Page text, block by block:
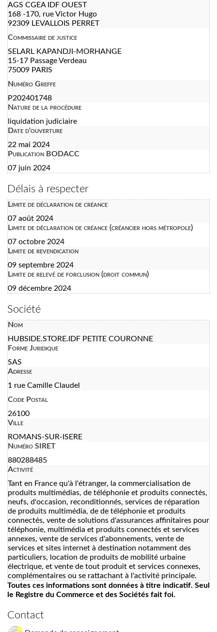
AGS CGEA IDF OUEST
168 -170, rue Victor Hugo
92309 LEVALLOIS PERRET
Commissaire de justice
SELARL KAPANDJI-MORHANGE
15-17 Passage Verdeau
75009 PARIS
Numéro Greffe
P202401748
Nature de la procédure
liquidation judiciaire
Date d'ouverture
22 mai 2024
Publication BODACC
07 juin 2024
Délais à respecter
Limite de déclaration de créance
07 août 2024
Limite de déclaration de créance (créancier hors métropole)
07 octobre 2024
Limite de revendication
09 septembre 2024
Limite de relevé de forclusion (droit commun)
09 décembre 2024
Société
Nom
HUBSIDE.STORE.IDF PETITE COURONNE
Forme Juridique
SAS
Adresse
1 rue Camille Claudel
Code Postal
26100
Ville
ROMANS-SUR-ISERE
Numéro SIRET
880288485
Activité
Tant en France qu'à l'étranger, la commercialisation de
produits multimédias, de téléphonie et produits connectés,
neufs, d'occasion, reconditionnés, services de réparation
de produits multimédia, de de téléphonie et produits
connectés, vente de solutions d'assurances affinitaires pour
téléphonie, multimédia et produits connectés et services
annexes, vente de services d'abonnements, vente de
services et sites internet à destination notamment des
particuliers, location de produits de mobilité urbaine
électrique, et vente de tout produit et services connexes,
complémentaires ou se rattachant à l'activité principale.
Toutes ces informations sont données à titre indicatif. Seul
le Registre du Commerce et des Sociétés fait foi.
Contact